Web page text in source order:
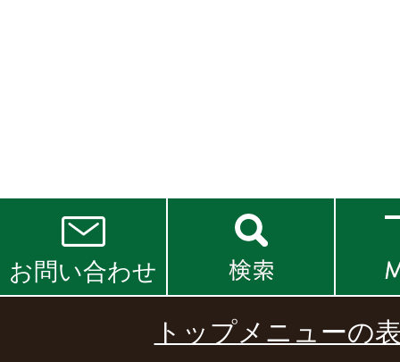
お問い合わせ
トップメニューの